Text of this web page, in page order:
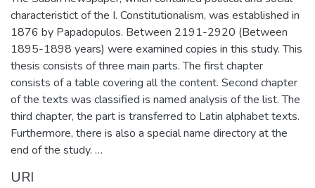
characteristict of the I. Constitutionalism, was established in
1876 by Papadopulos. Between 2191-2920 (Between
1895-1898 years) were examined copies in this study. This
thesis consists of three main parts. The first chapter
consists of a table covering all the content. Second chapter
of the texts was classified is named analysis of the list. The
third chapter, the part is transferred to Latin alphabet texts.
Furthermore, there is also a special name directory at the
end of the study. …
URI